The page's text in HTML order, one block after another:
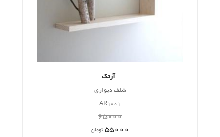
آرتک
شلف دیواری
AR1001
65000
55000تومان